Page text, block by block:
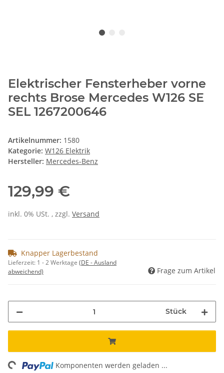
Elektrischer Fensterheber vorne
rechts Brose Mercedes W126 SE
SEL 1267200646
Artikelnummer: 1580
Kategorie: W126 Elektrik
Hersteller: Mercedes-Benz
129,99 €
inkl. 0% USt. , zzgl. Versand
Knapper Lagerbestand
Lieferzeit: 1 - 2 Werktage (DE - Ausland
abweichend)
Frage zum Artikel
Stück
Komponenten werden geladen ...